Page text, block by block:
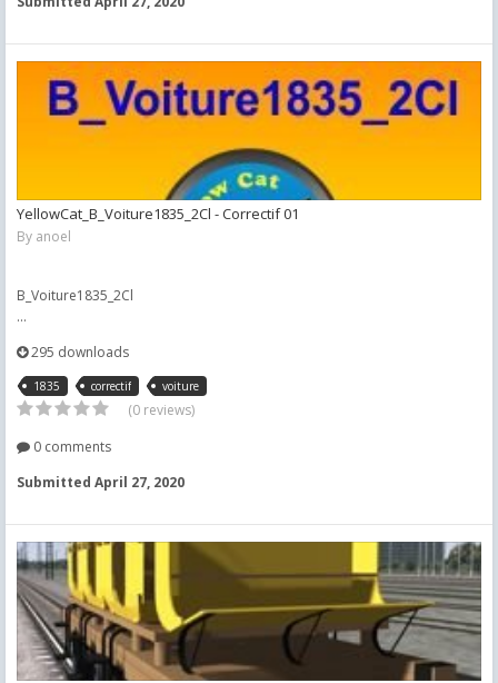
YellowCat_B_Voiture1835_2Cl - Correctif 01
By anoel
B_Voiture1835_2Cl
...
295 downloads
1835 correctif voiture
(0 reviews)
0 comments
Submitted April 27, 2020